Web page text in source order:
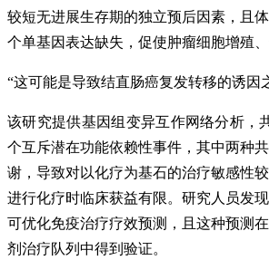
较短无进展生存期的独立预后因素，且
个单基因表达缺失，促使肿瘤细胞增殖、
“这可能是导致结直肠癌复发转移的诱因
该研究提供基因组变异互作网络分析，
个互斥潜在功能依赖性事件，其中两种
谢，导致对以化疗为基石的治疗敏感性
进行化疗时临床获益有限。研究人员发
可优化免疫治疗疗效预测，且这种预测
剂治疗队列中得到验证。